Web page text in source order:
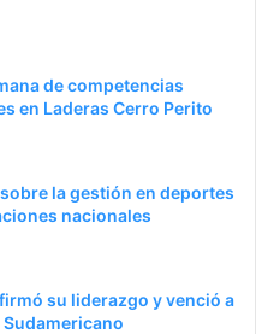
de competencias
en Laderas Cerro Perito
la gestión en deportes
nacionales
su liderazgo y venció a
Sudamericano